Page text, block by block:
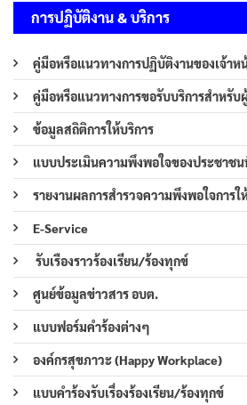
การปฏิบัติงาน & บริการ
คู่มือหรือแนวทางการปฏิบัติงานของเจ้าห
คู่มือหรือแนวทางการขอรับบริการสำหรั
ข้อมูลสถิติการให้บริการ
แบบประเมินความพึงพอใจของประชาช
รายงานผลการสำรวจความพึงพอใจการใ
E-Service
รับเรืองราวร้องเรียน/ร้องทุกข์
ศูนย์ข้อมูลข่าวสาร อบต.
แบบฟอร์มคำร้องต่างๆ
องค์กรสุขภาวะ (Happy Workplace)
แบบคำร้องรับเรื่องร้องเรียน/ร้องทุกข์